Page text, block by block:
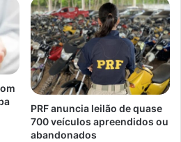
PRF anuncia leilão de quase
700 veículos apreendidos ou
abandonados